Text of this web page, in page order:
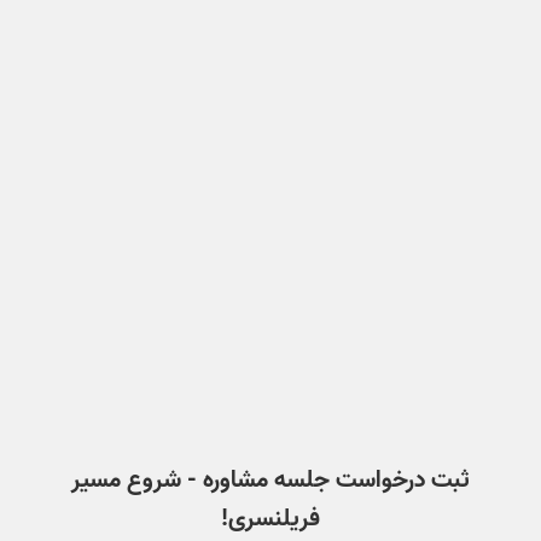
ثبت درخواست جلسه مشاوره - شروع مسیر
فریلنسری!